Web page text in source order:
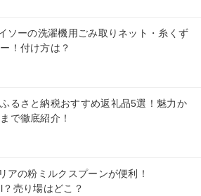
ソーの洗濯機用ごみ取りネット・糸くず
！付け方は？
るさと納税おすすめ返礼品5選！魅力か
で徹底紹介！
アの粉ミルクスプーンが便利！
売り場はどこ？